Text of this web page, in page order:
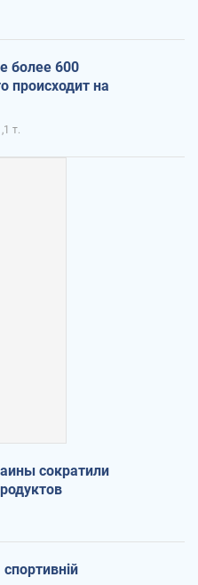
более 600
происходит на
т.
сократили